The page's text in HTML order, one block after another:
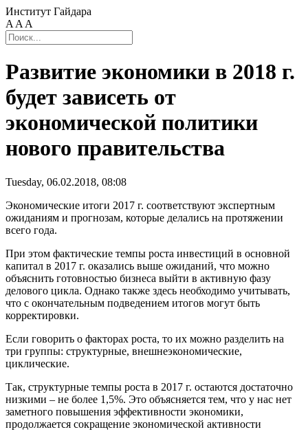
Институт Гайдара
A A A
Развитие экономики в 2018 г.
будет зависеть от
экономической политики
нового правительства
Tuesday, 06.02.2018, 08:08
Экономические итоги 2017 г. соответствуют экспертным
ожиданиям и прогнозам, которые делались на протяжении
всего года.
При этом фактические темпы роста инвестиций в основной
капитал в 2017 г. оказались выше ожиданий, что можно
объяснить готовностью бизнеса выйти в активную фазу
делового цикла. Однако также здесь необходимо учитывать,
что с окончательным подведением итогов могут быть
корректировки.
Если говорить о факторах роста, то их можно разделить на
три группы: структурные, внешнеэкономические,
циклические.
Так, структурные темпы роста в 2017 г. остаются достаточно
низкими – не более 1,5%. Это объясняется тем, что у нас нет
заметного повышения эффективности экономики,
продолжается сокращение экономической активности